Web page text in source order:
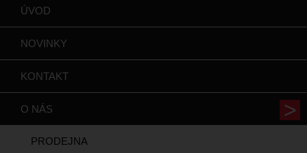
ÚVOD
NOVINKY
KONTAKT
O NÁS
PRODEJNA